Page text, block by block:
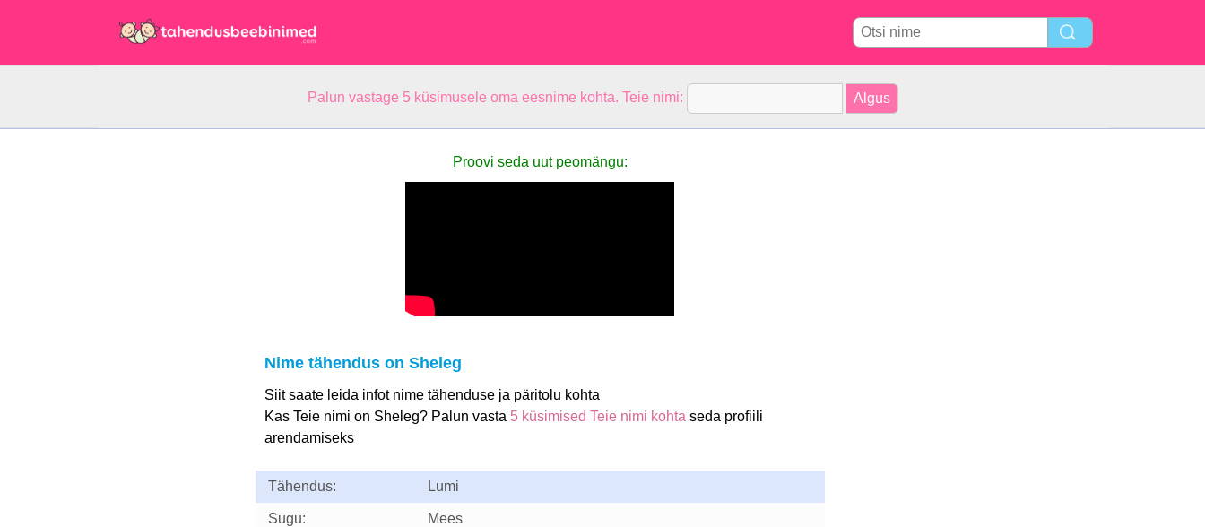
Palun vastage 5 küsimusele oma eesnime kohta. Teie nimi:
Proovi seda uut peomängu:
Nime tähendus on Sheleg
Siit saate leida infot nime tähenduse ja päritolu kohta
Kas Teie nimi on Sheleg? Palun vasta 5 küsimised Teie nimi kohta seda profiili
arendamiseks
Tähendus: Lumi
Sugu: Mees